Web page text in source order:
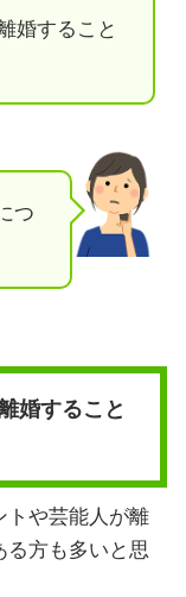
婚すること
つ
婚すること
トや芸能人が離
る方も多いと思